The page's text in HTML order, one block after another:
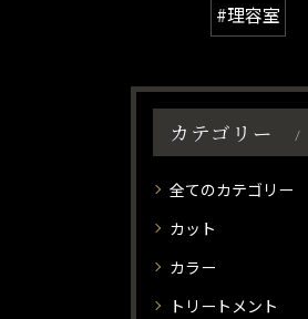
#理容室
カテゴリー
全てのカテゴリー
カット
カラー
トリートメント